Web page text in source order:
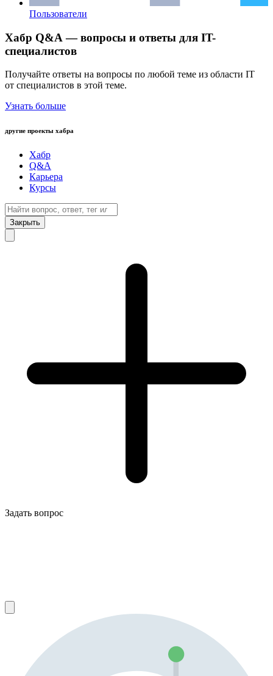
Пользователи
Хабр Q&A — вопросы и ответы для IT-
специалистов
Получайте ответы на вопросы по любой теме из области IT
от специалистов в этой теме.
Узнать больше
другие проекты хабра
Хабр
Q&A
Карьера
Курсы
Закрыть
Задать вопрос